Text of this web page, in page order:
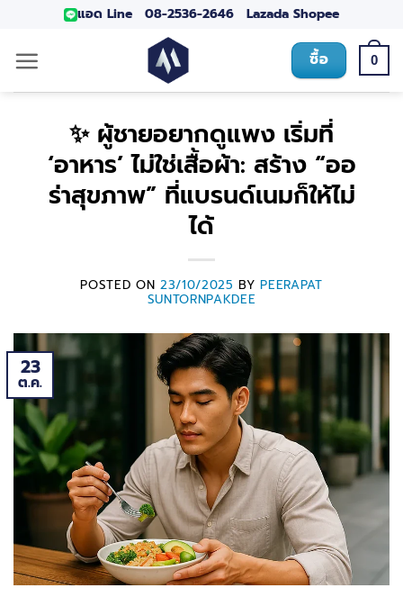
แอด Line 08-2536-2646 Lazada Shopee
ซื้อ 0
✨ ผู้ชายอยากดูแพง เริ่มที่
‘อาหาร’ ไม่ใช่เสื้อผ้า: สร้าง “ออ
ร่าสุขภาพ” ที่แบรนด์เนมก็ให้ไม่
ได้
POSTED ON 23/10/2025 BYPEERAPAT
SUNTORNPAKDEE
23
ต.ค.